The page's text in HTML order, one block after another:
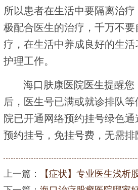
所以患者在生活中要隔离治
极配合医生的治疗，千万不
疗，在生活中养成良好的生
护理工作。
海口肤康医院医生提醒
后，医生号已满或就诊排队
院已开通网络预约挂号绿色
预约挂号，免挂号费，无需排
上一篇：
【症状】专业医生浅析